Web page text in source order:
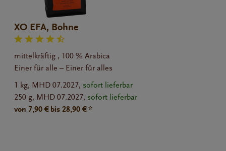
XO EFA, Bohne
mittelkräftig , 100 % Arabica
Einer für alle – Einer für alles
1 kg, MHD 07.2027, sofort lieferbar
250 g, MHD 07.2027, sofort lieferbar
von 7,90 € bis 28,90 € *